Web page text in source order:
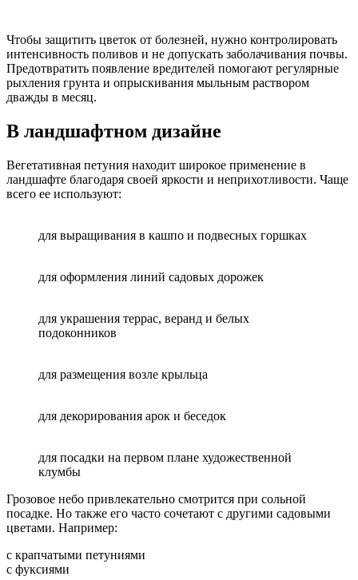
Чтобы защитить цветок от болезней, нужно контролировать
интенсивность поливов и не допускать заболачивания почвы.
Предотвратить появление вредителей помогают регулярные
рыхления грунта и опрыскивания мыльным раствором
дважды в месяц.
В ландшафтном дизайне
Вегетативная петуния находит широкое применение в
ландшафте благодаря своей яркости и неприхотливости. Чаще
всего ее используют:
для выращивания в кашпо и подвесных горшках
для оформления линий садовых дорожек
для украшения террас, веранд и белых
подоконников
для размещения возле крыльца
для декорирования арок и беседок
для посадки на первом плане художественной
клумбы
Грозовое небо привлекательно смотрится при сольной
посадке. Но также его часто сочетают с другими садовыми
цветами. Например:
с крапчатыми петуниями
с фуксиями